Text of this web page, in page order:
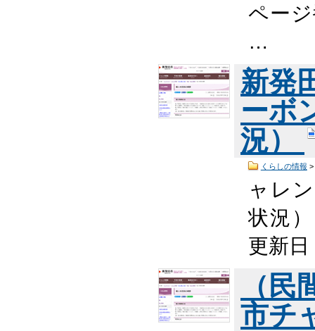
ペー
…
新発
ーボ
況）
くらしの情報 >
ャレ
状況
更新
（
市チ